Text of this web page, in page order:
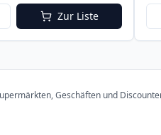
Zur Liste
Geschäften und